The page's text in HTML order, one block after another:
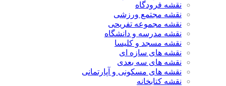
نقشه فرودگاه
نقشه مجتمع ورزشی
نقشه مجموعه تفریحی
نقشه مدرسه و دانشگاه
نقشه مسجد و کلیسا
نقشه های سازه ای
نقشه های سه بعدی
نقشه های مسکونی و آپارتمانی
نقشه کتابخانه